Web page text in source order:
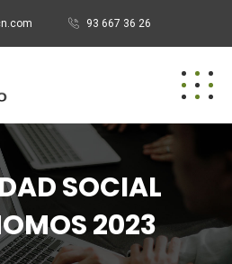
93 667 36 26
SOCIAL
2023